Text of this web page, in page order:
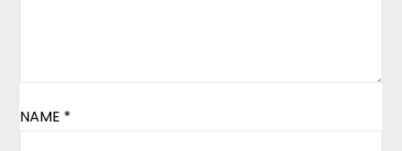
NAME *